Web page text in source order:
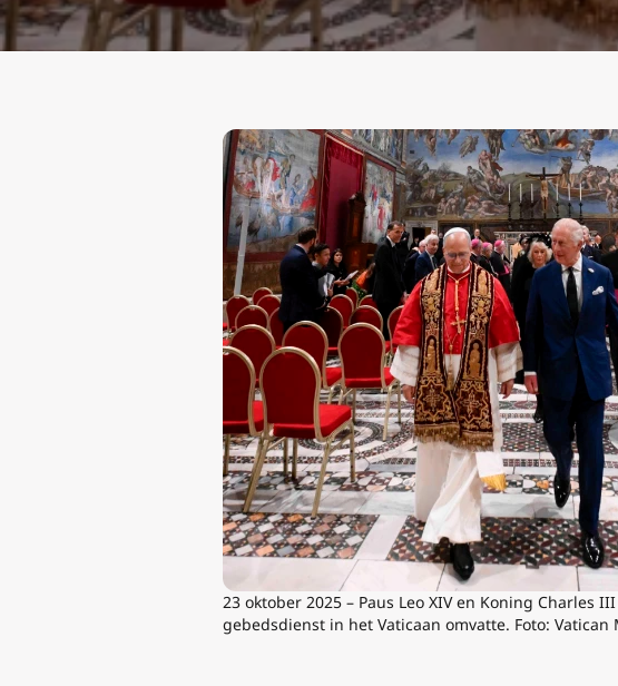
23 oktober 2025 – Paus Leo XIV en Koning
gebedsdienst in het Vaticaan omvatte. Foto: Vatican